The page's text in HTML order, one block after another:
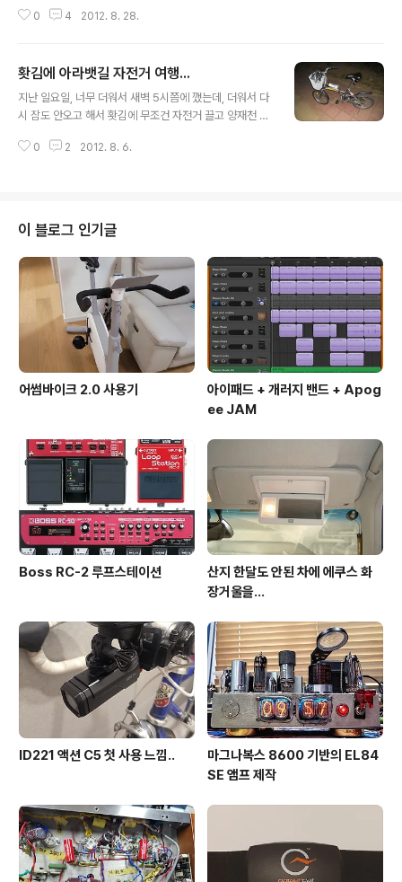
상주까지 달리고, 또 당일치기로 상주에서 대구, 대구에서
서 비오는거 보면서 "오늘은 못가겠구나"하며 창밖을 보고
있는데, 6시쯤 되니 갑자기 비가 그치더군요. 그래서 생수
통 2개, 쵸코바 2개, 편의점에서 삼각김밥 3개, 포카리 스
바구니가 최고^^)에 던져넣고 아침 7시 거의 다 되어서 서
0 4 2012. 8. 28.
홧김에 아라뱃길 자전거 여행...
지난 일요일, 너무 더워서 새벽 5시쯤에 깼는데, 더워서 다
시 잠도 안오고 해서 홧김에 무조건 자전거 끌고 양재천 나
개포동... ) 집에 자전거라고 해봐야 마누라의 삼천리 바구
구니에 넣고 출발했습니다. 양재천 -> 탄천 -> 한강으로
나갑니다. 평소에도 이 자전거로 이 경로로 출퇴근 합니다.
] 뭐.. 청담대교 지나가다 보니 해가 뜨네요... 한강의 일출
도 나름 괜찮습니다. 20km마다 10분씩 쉬자고 마음을 먹
어서... 일단 여의도에서 10분 쉬고 물 마시고.....
0 2 2012. 8. 6.
이 블로그 인기글
어썸바이크 2.0 사용기
아이패드 + 개러지 밴드 + Apog
ee JAM
Boss RC-2 루프스테이션
산지 한달도 안된 차에 에쿠스 화
장거울을…
ID221 액션 C5 첫 사용 느낌..
마그나복스 8600 기반의 EL84
SE 앰프 제작